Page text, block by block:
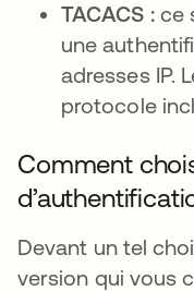
TACACS : ce
une
adresses IP.
protocole
Comment
Devant un tel
version qui vous